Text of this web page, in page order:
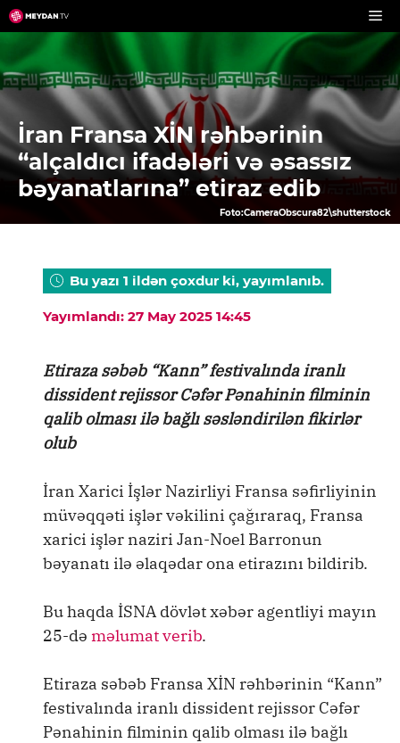
Skip
to
content
İran Fransa XİN rəhbərinin
“alçaldıcı ifadələri və əsassız
bəyanatlarına” etiraz edib
Foto:CameraObscura82\shutterstock
Bu yazı 1 ildən çoxdur ki, yayımlanıb.
Yayımlandı: 27 May 2025 14:45
Etiraza səbəb “Kann” festivalında iranlı
dissident rejissor Cəfər Pənahinin filminin
qalib olması ilə bağlı səsləndirilən fikirlər
olub
İran Xarici İşlər Nazirliyi Fransa səfirliyinin
müvəqqəti işlər vəkilini çağıraraq, Fransa
xarici işlər naziri Jan-Noel Barronun
bəyanatı ilə əlaqədar ona etirazını bildirib.
Bu haqda İSNA dövlət xəbər agentliyi mayın
25-də məlumat verib.
Etiraza səbəb Fransa XİN rəhbərinin “Kann”
festivalında iranlı dissident rejissor Cəfər
Pənahinin filminin qalib olması ilə bağlı